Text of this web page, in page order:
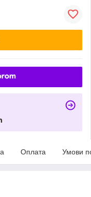
Оплата Умови